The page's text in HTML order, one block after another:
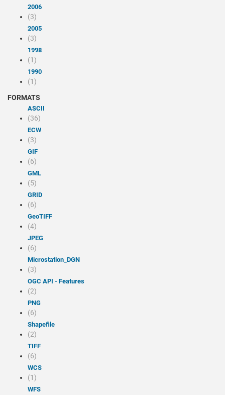
2006
(3)
2005
(3)
1998
(1)
1990
(1)
FORMATS
ASCII
(36)
ECW
(3)
GIF
(6)
GML
(5)
GRID
(6)
GeoTIFF
(4)
JPEG
(6)
Microstation_DGN
(3)
OGC API - Features
(2)
PNG
(6)
Shapefile
(2)
TIFF
(6)
WCS
(1)
WFS